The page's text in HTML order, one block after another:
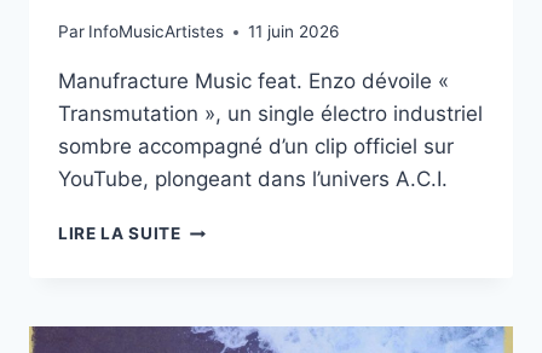
Par InfoMusicArtistes 11 juin 2026
Manufracture Music feat. Enzo dévoile «
Transmutation », un single électro industriel
sombre accompagné d’un clip officiel sur
YouTube, plongeant dans l’univers A.C.I.
LIRE LA SUITEMANUFRACTURE
FRAPPENT